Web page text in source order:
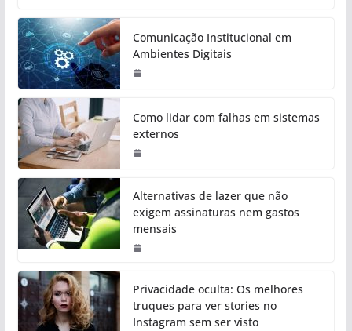
Comunicação Institucional em
Ambientes Digitais
Como lidar com falhas em sistemas
externos
Alternativas de lazer que não
exigem assinaturas nem gastos
mensais
Privacidade oculta: Os melhores
truques para ver stories no
Instagram sem ser visto